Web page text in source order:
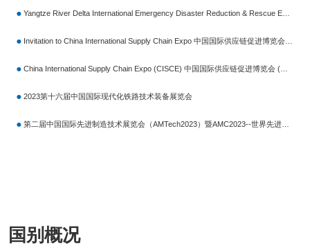
2023第十六届中国国际现代化铁路技术装备展览会
国别概况